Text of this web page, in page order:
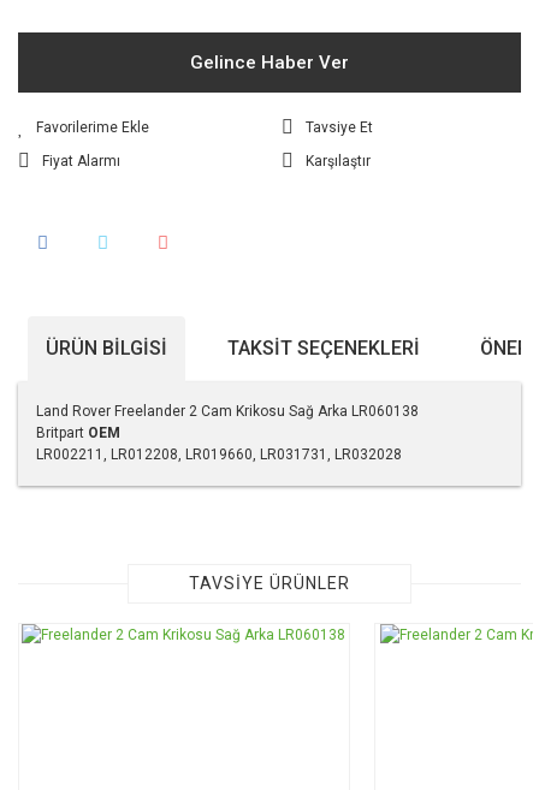
Gelince Haber Ver
Tavsiye Et
Fiyat Alarmı
Karşılaştır
ÜRÜN BILGISI TAKSIT SEÇENEKLERI
Land Rover Freelander 2 Cam Krikosu Sağ Arka LR060138
Britpart OEM
LR002211, LR012208, LR019660, LR031731, LR032028
Görüş ve önerileriniz için teşekkür ederiz.
Ürün resmi kalitesiz, bozuk veya görüntülenemiyor.
TAVSİYE ÜRÜNLER